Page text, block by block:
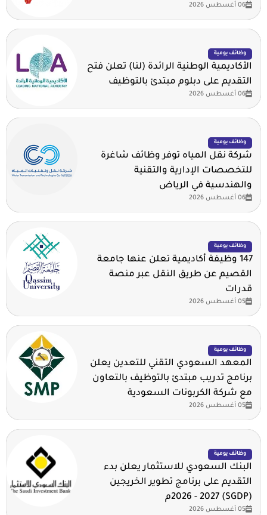
06 أغسطس 2026
وظائف يومية
الأكاديمية الوطنية الرائدة (لنا) تعلن فتح
التقديم على دبلوم مبتدئ بالتوظيف
06 أغسطس 2026
وظائف يومية
شركة نقل المياه توفر وظائف شاغرة
للتخصصات الإدارية والتقنية
والهندسية في الرياض
06 أغسطس 2026
وظائف يومية
147 وظيفة أكاديمية تعلن عنها جامعة
القصيم عن طريق النقل عبر منصة
قدرات
05 أغسطس 2026
وظائف يومية
المعهد السعودي التقني للتعدين يعلن
برنامج تدريب مبتدئ بالتوظيف بالتعاون
مع شركة الكربونات السعودية
05 أغسطس 2026
وظائف يومية
البنك السعودي للاستثمار يعلن بدء
التقديم على برنامج تطوير الخريجين
(SGDP) 2026 - 2027م
05 أغسطس 2026